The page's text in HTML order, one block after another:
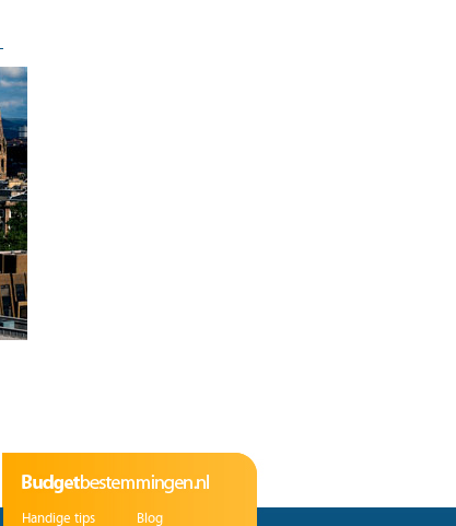
Handige tips Blog